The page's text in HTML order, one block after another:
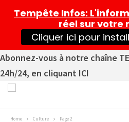
Abonnez-vous à notre chaîne
24h/24, en cliquant ICI
Home Culture Page 2
Tempête Infos:
réel sur votre
Cliquer ici pour